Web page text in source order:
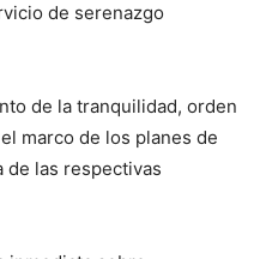
de serenazgo
de la tranquilidad, orden
marco de los planes de
de las respectivas